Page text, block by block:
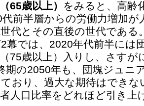
65歳以上） をみると、高齢
前半層からの労働力増加が
代とその直後の世代である
では、2020年代前半には
75歳以上）入りし、さすが
期の2050年も、団塊ジュニ
おり、過大な期待はできな
人口比率をどれほど引き上